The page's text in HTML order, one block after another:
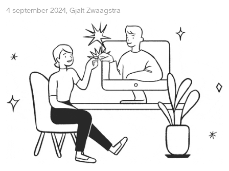
4 september 2024, Gjalt Zwaagstra